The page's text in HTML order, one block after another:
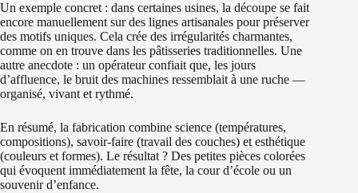
Un exemple concret : dans certaines usines, la découpe se fait
encore manuellement sur des lignes artisanales pour préserver
des motifs uniques. Cela crée des irrégularités charmantes,
comme on en trouve dans les pâtisseries traditionnelles. Une
autre anecdote : un opérateur confiait que, les jours
d’affluence, le bruit des machines ressemblait à une ruche —
organisé, vivant et rythmé.
En résumé, la fabrication combine science (températures,
compositions), savoir-faire (travail des couches) et esthétique
(couleurs et formes). Le résultat ? Des petites pièces colorées
qui évoquent immédiatement la fête, la cour d’école ou un
souvenir d’enfance.